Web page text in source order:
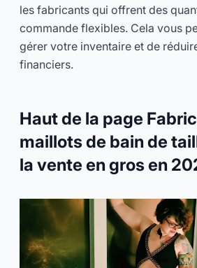
les fabricants qui offrent des
commande flexibles. Cela vous
gérer votre inventaire et de
financiers.
Haut de la page
maillots de bain de
la vente en gros en